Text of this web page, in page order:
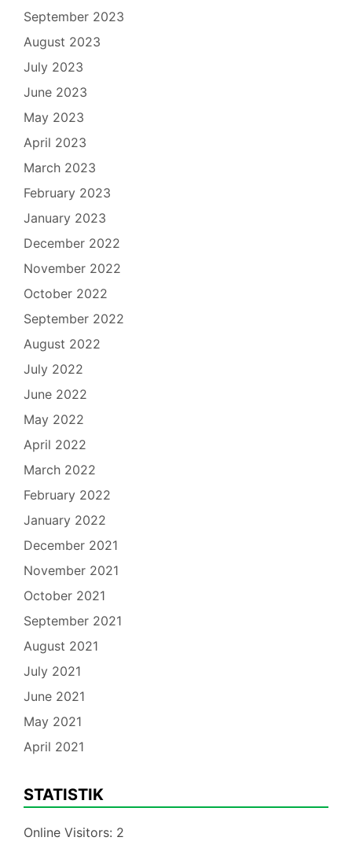
September 2023
August 2023
July 2023
June 2023
May 2023
April 2023
March 2023
February 2023
January 2023
December 2022
November 2022
October 2022
September 2022
August 2022
July 2022
June 2022
May 2022
April 2022
March 2022
February 2022
January 2022
December 2021
November 2021
October 2021
September 2021
August 2021
July 2021
June 2021
May 2021
April 2021
STATISTIK
Online Visitors: 2